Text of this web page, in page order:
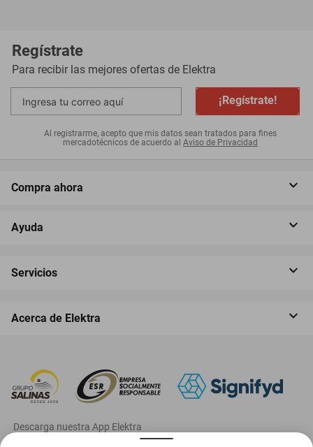
Regístrate
Para recibir las mejores ofertas de Elektra
¡Regístrate!
Al registrarme, acepto que mis datos sean tratados para fines
mercadotécnicos de acuerdo al Aviso de Privacidad
Compra ahora
Ayuda
Servicios
Acerca de Elektra
‎ Descarga nuestra App Elektra